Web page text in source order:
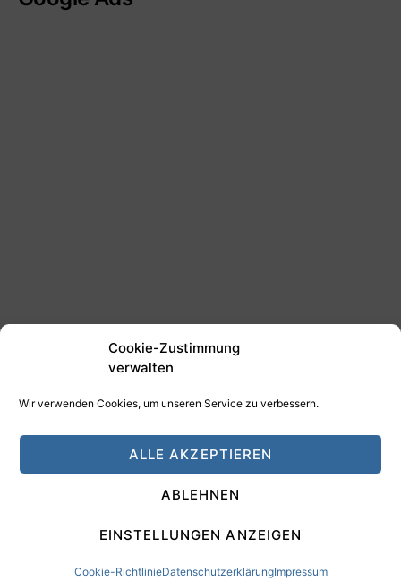
Cookie-Zustimmung
verwalten
Wir verwenden Cookies, um unseren Service zu verbessern.
ALLE AKZEPTIEREN
ABLEHNEN
EINSTELLUNGEN ANZEIGEN
Cookie-RichtlinieDatenschutzerklärungImpressum
HAMANN DESIGN - Digitale Medien
Impressum Datenschutz